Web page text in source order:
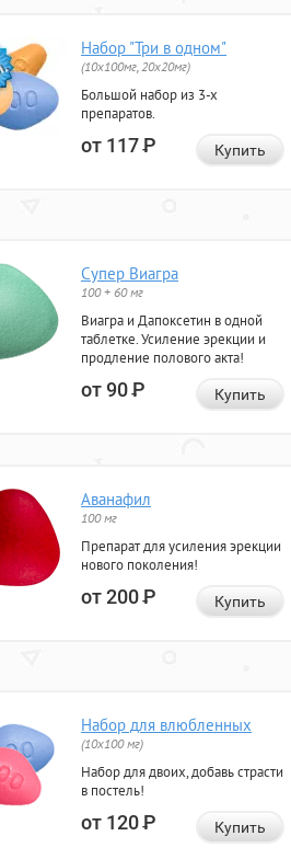
Набор "Три в одном"
(10x100мг, 20x20мг)
Большой набор из 3-х
препаратов.
от 117Р Купить
Супер Виагра
100 + 60 мг
Виагра и Дапоксетин в одной
таблетке. Усиление эрекции и
продление полового акта!
от 90Р Купить
Аванафил
100 мг
Препарат для усиления эрекции
нового поколения!
от 200Р Купить
Набор для влюбленных
(10х100 мг)
Набор для двоих, добавь страсти
в постель!
от 120Р Купить